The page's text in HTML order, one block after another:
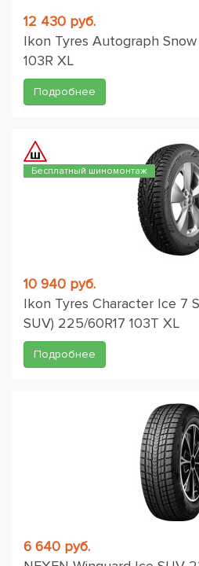
12 430 руб.
Ikon Tyres Autograph
103R XL
Подробнее
Бесплатный шиномонтаж
10 940 руб.
Ikon Tyres Character Ice 7
SUV) 225/60R17 103T XL
Подробнее
6 640 руб.